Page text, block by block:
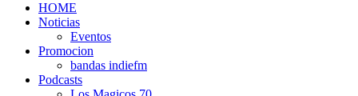
HOME
Noticias
Eventos
Promocion
bandas indiefm
Podcasts